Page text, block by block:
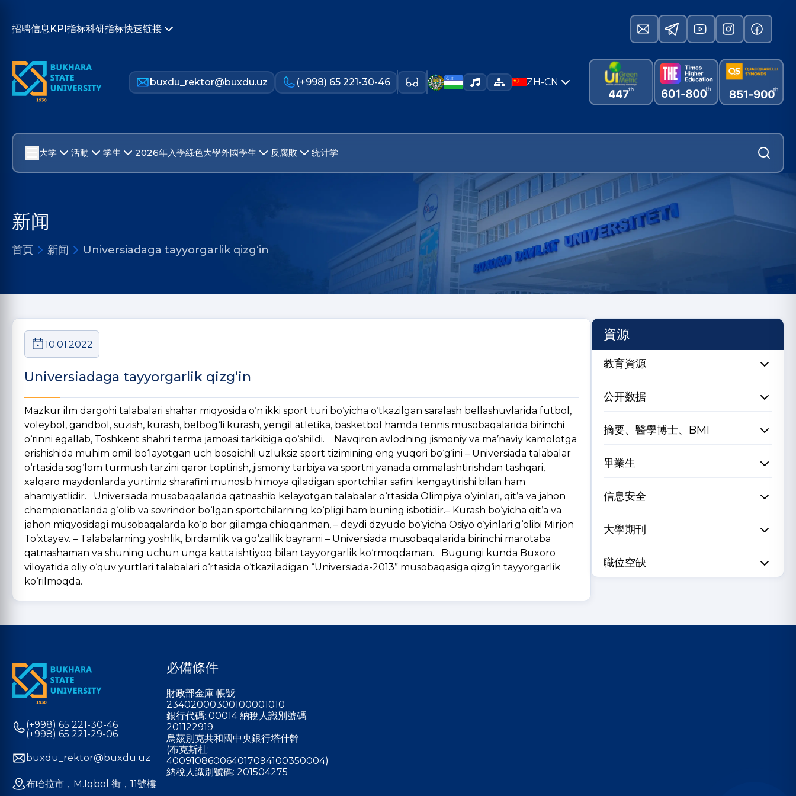
招聘信息KPI指标科研指标快速链接
buxdu_rektor@buxdu.uz (+998) 65 221-30-46 ZH-CN
大学 活動 学生 2026年入學綠色大學外國學生 反腐敗 统计学
新闻
首頁 新闻 Universiadaga tayyorgarlik qizg‘in
10.01.2022
Universiadaga tayyorgarlik qizg‘in
Mazkur ilm dargohi talabalari shahar miqyosida o‘n ikki sport turi bo‘yicha o‘tkazilgan saralash bellashuvlarida futbol,
voleybol, gandbol, suzish, kurash, belbog‘li kurash, yengil atletika, basketbol hamda tennis musobaqalarida birinchi
o‘rinni egallab, Toshkent shahri terma jamoasi tarkibiga qo‘shildi. Navqiron avlodning jismoniy va ma’naviy kamolotga
erishishida muhim omil bo‘layotgan uch bosqichli uzluksiz sport tizimining eng yuqori bo‘g‘ini – Universiada talabalar
o‘rtasida sog‘lom turmush tarzini qaror toptirish, jismoniy tarbiya va sportni yanada ommalashtirishdan tashqari,
xalqaro maydonlarda yurtimiz sharafini munosib himoya qiladigan sportchilar safini kengaytirishi bilan ham
ahamiyatlidir. Universiada musobaqalarida qatnashib kelayotgan talabalar o‘rtasida Olimpiya o‘yinlari, qit’a va jahon
chempionatlarida g‘olib va sovrindor bo‘lgan sportchilarning ko‘pligi ham buning isbotidir.– Kurash bo‘yicha qit’a va
jahon miqyosidagi musobaqalarda ko‘p bor gilamga chiqqanman, – deydi dzyudo bo‘yicha Osiyo o‘yinlari g‘olibi Mirjon
To’xtayev. – Talabalarning yoshlik, birdamlik va go‘zallik bayrami – Universiada musobaqalarida birinchi marotaba
qatnashaman va shuning uchun unga katta ishtiyoq bilan tayyorgarlik ko‘rmoqdaman. Bugungi kunda Buxoro
viloyatida oliy o‘quv yurtlari talabalari o‘rtasida o‘tkaziladigan “Universiada-2013” musobaqasiga qizg‘in tayyorgarlik
ko‘rilmoqda.
資源
教育資源
公开数据
摘要、醫學博士、BMI
畢業生
信息安全
大學期刊
職位空缺
(+998) 65 221-30-46
(+998) 65 221-29-06
buxdu_rektor@buxdu.uz
布哈拉市，M.Iqbol 街，11號樓
必備條件
財政部金庫 帳號:
23402000300100001010
銀行代碼: 00014 納稅人識別號碼:
201122919
烏茲別克共和國中央銀行塔什幹
(布克斯杜:
400910860064017094100350004)
納稅人識別號碼: 201504275